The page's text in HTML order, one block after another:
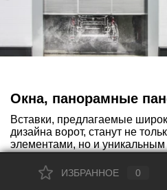
Окна, панорамные
Вставки, предлагаемые
дизайна ворот, станут не
элементами, но и
и текстур вы сможете
своих ворот и придать им
ИЗБРАННОЕ 0